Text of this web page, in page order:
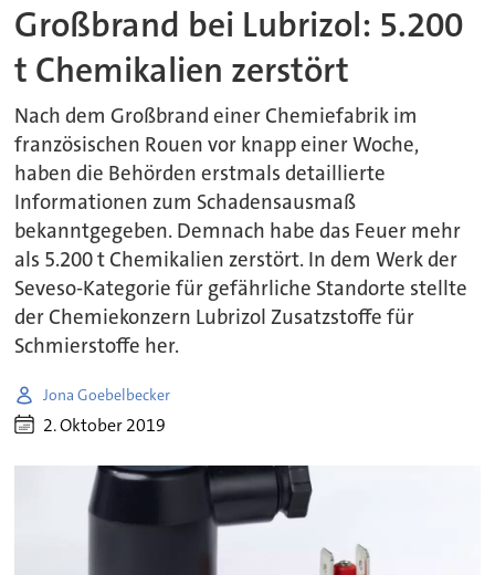
Großbrand bei Lubrizol: 5.200
t Chemikalien zerstört
Nach dem Großbrand einer Chemiefabrik im
französischen Rouen vor knapp einer Woche,
haben die Behörden erstmals detaillierte
Informationen zum Schadensausmaß
bekanntgegeben. Demnach habe das Feuer mehr
als 5.200 t Chemikalien zerstört. In dem Werk der
Seveso-Kategorie für gefährliche Standorte stellte
der Chemiekonzern Lubrizol Zusatzstoffe für
Schmierstoffe her.
Jona Goebelbecker
2. Oktober 2019